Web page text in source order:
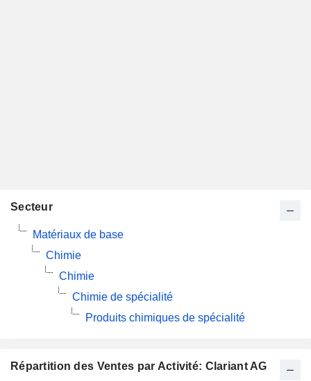
Répartition des Ventes par Activité: Clariant AG
Secteur
Matériaux de base
Chimie
Chimie
Chimie de spécialité
Produits chimiques de spécialité